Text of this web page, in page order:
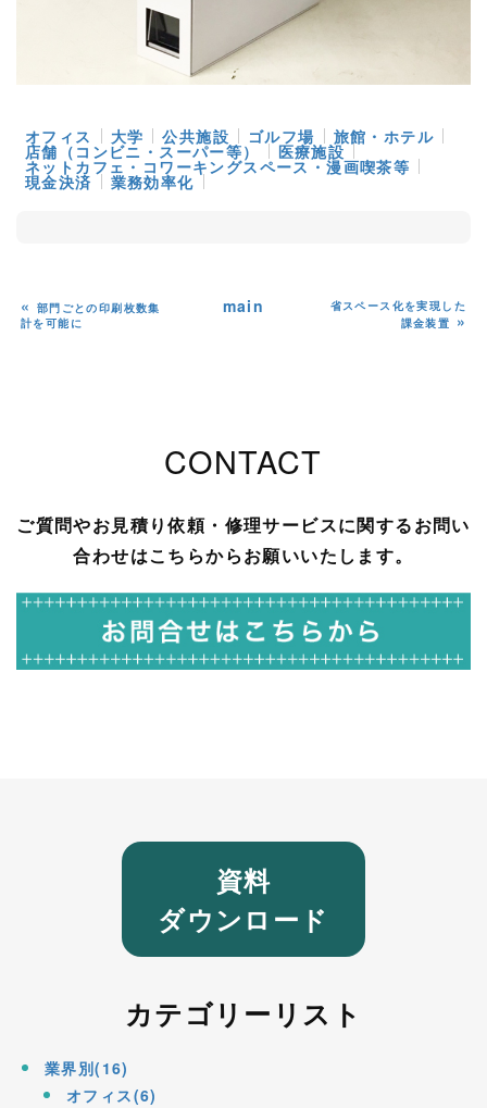
オフィス 大学 公共施設 ゴルフ場 旅館・ホテル
店舗（コンビニ・スーパー等） 医療施設
ネットカフェ・コワーキングスペース・漫画喫茶等
現金決済 業務効率化
« 部門ごとの印刷枚数集
計を可能に
main
省スペース化を実現した
課⾦装置 »
CONTACT
ご質問やお見積り依頼・修理サービスに関するお問い
合わせはこちらからお願いいたします。
資料
ダウンロード
カテゴリーリスト
業界別(16)
オフィス(6)